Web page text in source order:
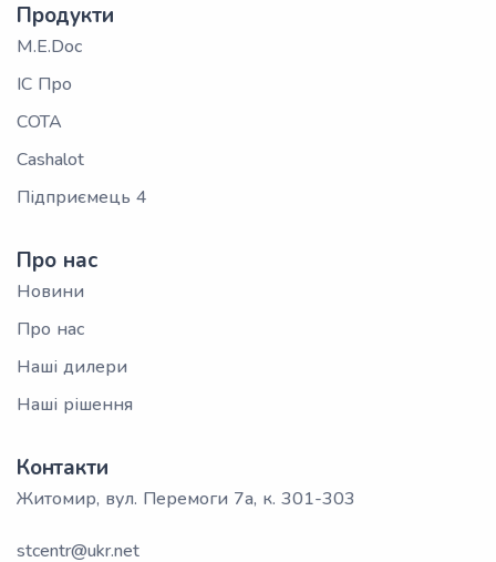
Продукти
M.E.Doc
ІС Про
СОТА
Cashalot
Підприємець 4
Про нас
Новини
Про нас
Наші дилери
Наші рішення
Контакти
Житомир, вул. Перемоги 7а, к. 301-303
stcentr@ukr.net